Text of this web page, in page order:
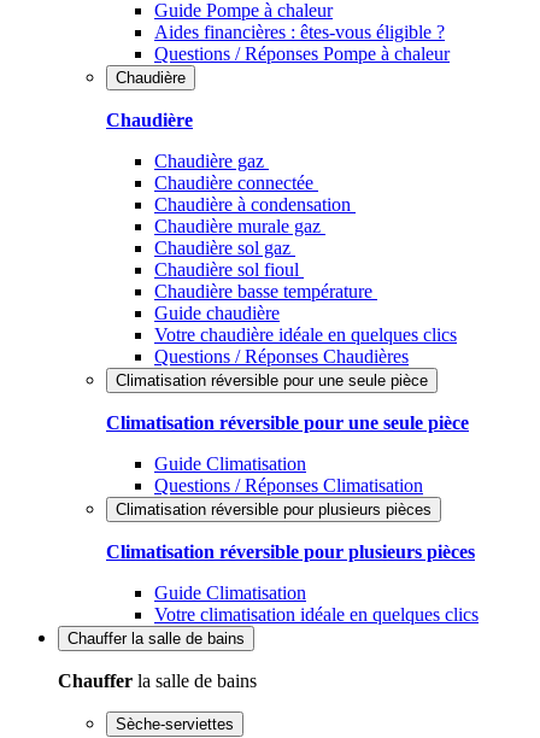
Guide Pompe à chaleur
Aides financières : êtes-vous éligible ?
Questions / Réponses Pompe à chaleur
Chaudière
Chaudière
Chaudière gaz
Chaudière connectée
Chaudière à condensation
Chaudière murale gaz
Chaudière sol gaz
Chaudière sol fioul
Chaudière basse température
Guide chaudière
Votre chaudière idéale en quelques clics
Questions / Réponses Chaudières
Climatisation réversible pour une seule pièce
Climatisation réversible pour une seule pièce
Guide Climatisation
Questions / Réponses Climatisation
Climatisation réversible pour plusieurs pièces
Climatisation réversible pour plusieurs pièces
Guide Climatisation
Votre climatisation idéale en quelques clics
Chauffer la salle de bains
Chauffer la salle de bains
Sèche-serviettes